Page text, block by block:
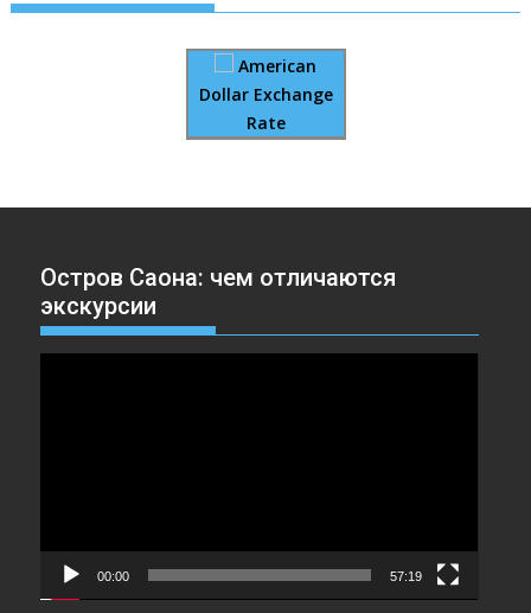
American
Dollar Exchange
Rate
Остров Саона: чем отличаются
экскурсии
00:00 57:19